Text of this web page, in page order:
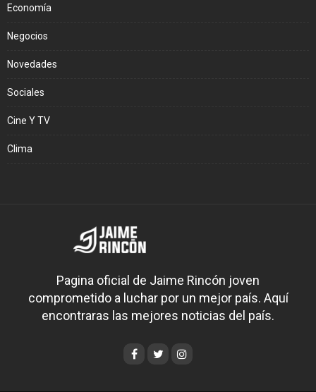
Economía
Negocios
Novedades
Sociales
Cine Y TV
Clima
Pagina oficial de Jaime Rincón joven
comprometido a luchar por un mejor país. Aquí
encontraras las mejores noticias del país.